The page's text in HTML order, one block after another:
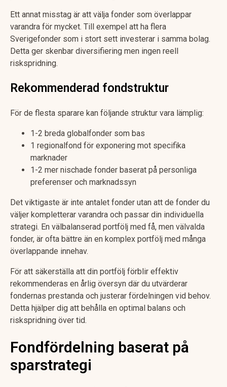
Ett annat misstag är att välja fonder som överlappar
varandra för mycket. Till exempel att ha flera
Sverigefonder som i stort sett investerar i samma bolag.
Detta ger skenbar diversifiering men ingen reell
riskspridning.
Rekommenderad fondstruktur
För de flesta sparare kan följande struktur vara lämplig:
1-2 breda globalfonder som bas
1 regionalfond för exponering mot specifika
marknader
1-2 mer nischade fonder baserat på personliga
preferenser och marknadssyn
Det viktigaste är inte antalet fonder utan att de fonder du
väljer kompletterar varandra och passar din individuella
strategi. En välbalanserad portfölj med få, men välvalda
fonder, är ofta bättre än en komplex portfölj med många
överlappande innehav.
För att säkerställa att din portfölj förblir effektiv
rekommenderas en årlig översyn där du utvärderar
fondernas prestanda och justerar fördelningen vid behov.
Detta hjälper dig att behålla en optimal balans och
riskspridning över tid.
Fondfördelning baserat på
sparstrategi